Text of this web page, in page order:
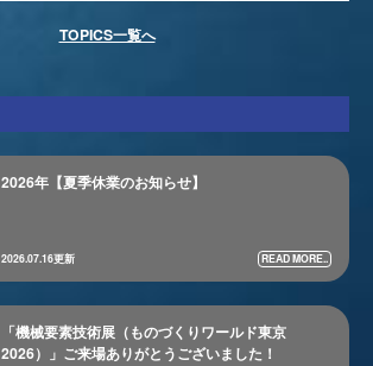
TOPICS一覧へ
2026年【夏季休業のお知らせ】
2026.07.16更新 READ MORE..
「機械要素技術展（ものづくりワールド東京
2026）」ご来場ありがとうございました！